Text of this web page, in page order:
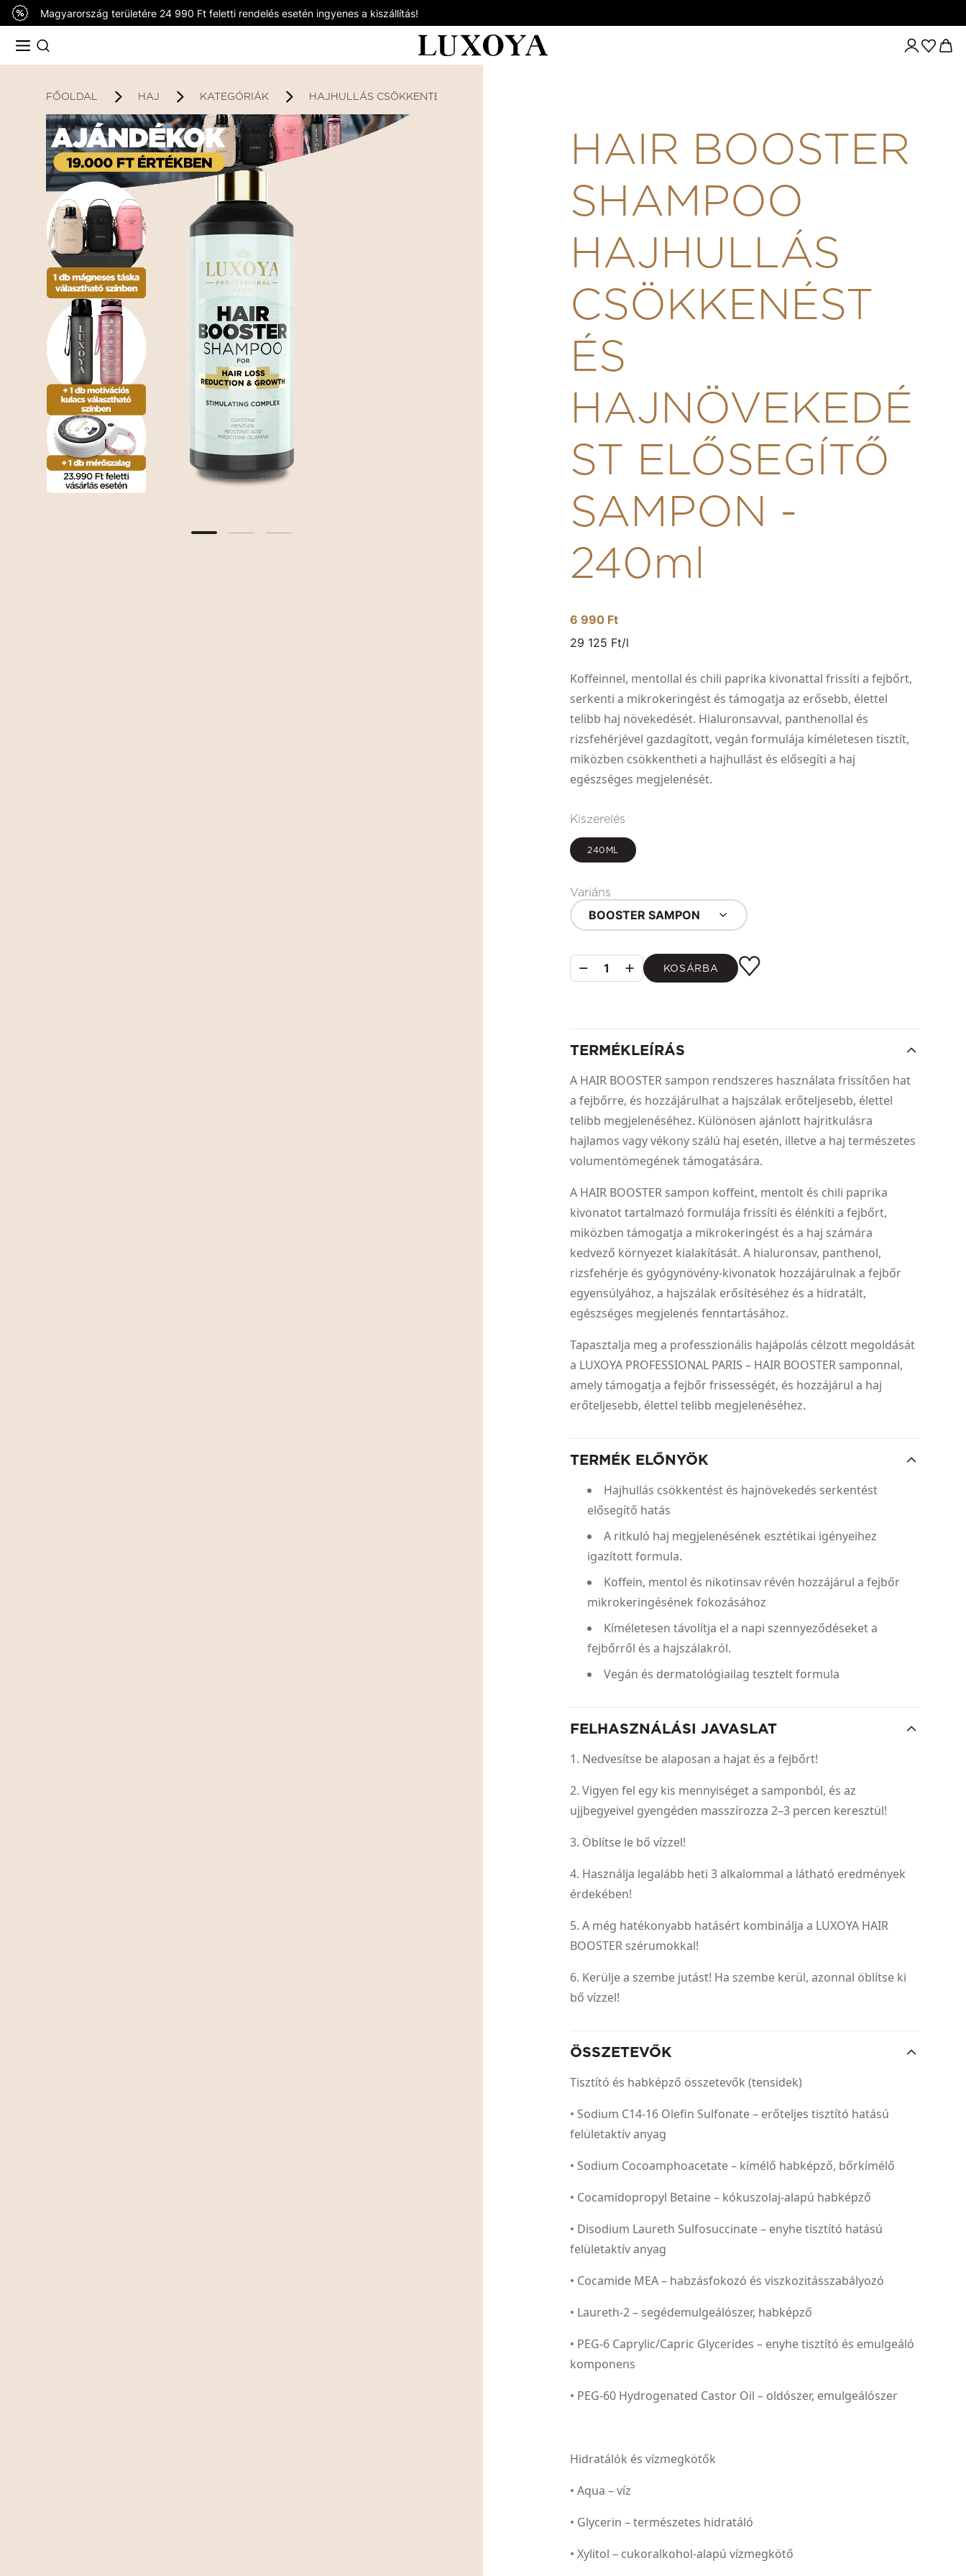
Magyarország területére 24 990 Ft feletti rendelés esetén ingyenes a kiszállítás!
FŐOLDAL HAJ KATEGÓRIÁK HAJHULLÁS CSÖKKENTÉS
HAIR BOOSTER
SHAMPOO
HAJHULLÁS
CSÖKKENÉST
ÉS
HAJNÖVEKEDÉ
ST ELŐSEGÍTŐ
SAMPON -
240ml
6 990 Ft
29 125 Ft/l
Koffeinnel, mentollal és chili paprika kivonattal frissíti a fejbőrt,
serkenti a mikrokeringést és támogatja az erősebb, élettel
telibb haj növekedését. Hialuronsavval, panthenollal és
rizsfehérjével gazdagított, vegán formulája kíméletesen tisztít,
miközben csökkentheti a hajhullást és elősegíti a haj
egészséges megjelenését.
Kiszerelés
240ML
Variáns
BOOSTER SAMPON
1 KOSÁRBA
TERMÉKLEÍRÁS
A HAIR BOOSTER sampon rendszeres használata frissítően hat
a fejbőrre, és hozzájárulhat a hajszálak erőteljesebb, élettel
telibb megjelenéséhez. Különösen ajánlott hajritkulásra
hajlamos vagy vékony szálú haj esetén, illetve a haj természetes
volumentömegének támogatására.
A HAIR BOOSTER sampon koffeint, mentolt és chili paprika
kivonatot tartalmazó formulája frissíti és élénkíti a fejbőrt,
miközben támogatja a mikrokeringést és a haj számára
kedvező környezet kialakítását. A hialuronsav, panthenol,
rizsfehérje és gyógynövény-kivonatok hozzájárulnak a fejbőr
egyensúlyához, a hajszálak erősítéséhez és a hidratált,
egészséges megjelenés fenntartásához.
Tapasztalja meg a professzionális hajápolás célzott megoldását
a LUXOYA PROFESSIONAL PARIS – HAIR BOOSTER samponnal,
amely támogatja a fejbőr frissességét, és hozzájárul a haj
erőteljesebb, élettel telibb megjelenéséhez.
TERMÉK ELŐNYÖK
Hajhullás csökkentést és hajnövekedés serkentést
elősegítő hatás
A ritkuló haj megjelenésének esztétikai igényeihez
igazított formula.
Koffein, mentol és nikotinsav révén hozzájárul a fejbőr
mikrokeringésének fokozásához
Kíméletesen távolítja el a napi szennyeződéseket a
fejbőrről és a hajszálakról.
Vegán és dermatológiailag tesztelt formula
FELHASZNÁLÁSI JAVASLAT
1. Nedvesítse be alaposan a hajat és a fejbőrt!
2. Vigyen fel egy kis mennyiséget a samponból, és az
ujjbegyeivel gyengéden masszírozza 2–3 percen keresztül!
3. Öblítse le bő vízzel!
4. Használja legalább heti 3 alkalommal a látható eredmények
érdekében!
5. A még hatékonyabb hatásért kombinálja a LUXOYA HAIR
BOOSTER szérumokkal!
6. Kerülje a szembe jutást! Ha szembe kerül, azonnal öblítse ki
bő vízzel!
ÖSSZETEVŐK
Tisztító és habképző összetevők (tensidek)
• Sodium C14-16 Olefin Sulfonate – erőteljes tisztító hatású
felületaktív anyag
• Sodium Cocoamphoacetate – kímélő habképző, bőrkímélő
• Cocamidopropyl Betaine – kókuszolaj-alapú habképző
• Disodium Laureth Sulfosuccinate – enyhe tisztító hatású
felületaktív anyag
• Cocamide MEA – habzásfokozó és viszkozitásszabályozó
• Laureth-2 – segédemulgeálószer, habképző
• PEG-6 Caprylic/Capric Glycerides – enyhe tisztító és emulgeáló
komponens
• PEG-60 Hydrogenated Castor Oil – oldószer, emulgeálószer
Hidratálók és vízmegkötők
• Aqua – víz
• Glycerin – természetes hidratáló
• Xylitol – cukoralkohol-alapú vízmegkötő